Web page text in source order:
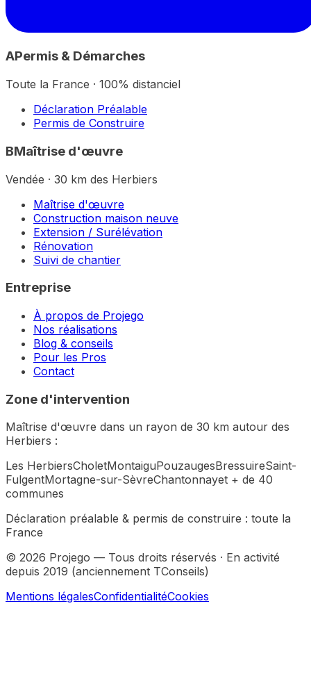
APermis & Démarches
Toute la France · 100% distanciel
Déclaration Préalable
Permis de Construire
BMaîtrise d'œuvre
Vendée · 30 km des Herbiers
Maîtrise d'œuvre
Construction maison neuve
Extension / Surélévation
Rénovation
Suivi de chantier
Entreprise
À propos de Projego
Nos réalisations
Blog & conseils
Pour les Pros
Contact
Zone d'intervention
Maîtrise d'œuvre dans un rayon de 30 km autour des
Herbiers :
Les HerbiersCholetMontaiguPouzaugesBressuireSaint-
FulgentMortagne-sur-SèvreChantonnayet + de 40
communes
Déclaration préalable & permis de construire : toute la
France
© 2026 Projego — Tous droits réservés · En activité
depuis 2019 (anciennement TConseils)
Mentions légalesConfidentialitéCookies